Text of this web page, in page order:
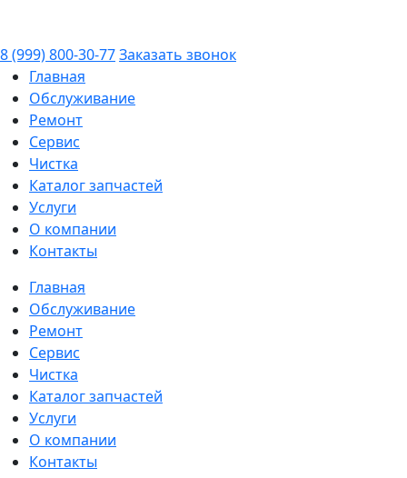
8 (999) 800-30-77Заказать звонок
Главная
Обслуживание
Ремонт
Сервис
Чистка
Каталог запчастей
Услуги
О компании
Контакты
Главная
Обслуживание
Ремонт
Сервис
Чистка
Каталог запчастей
Услуги
О компании
Контакты